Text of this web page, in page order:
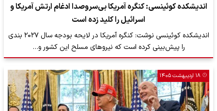
اندیشکده کوئینسی: کنگره آمریکا بی‌سروصدا ادغام ارتش آمریکا و
اسرائیل را کلید زده است
اندیشکده کوئینسی نوشت: کنگره آمریکا در لایحه بودجه سال ۲۰۲۷ بندی
را پیش‌بینی کرده است که نیروهای مسلح این کشور و…
۱۸ اردیبهشت ۱۴۰۵